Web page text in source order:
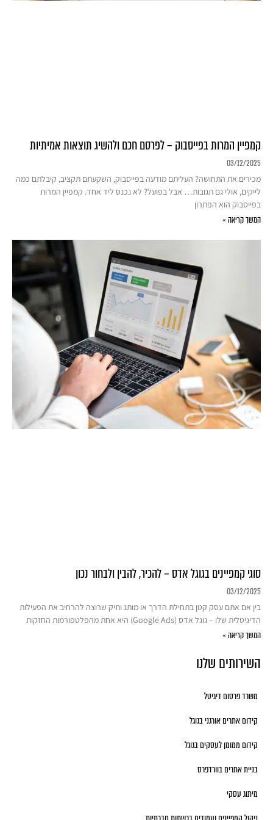
קמפיין המרות בפייסבוק – לפרסם חכם ולהשיג תוצאות אמיתיות
03/12/2025
מכירים את התחושה? העליתם מודעה בפייסבוק, השקעתם תקציב, קיבלתם כמה
לייקים, אולי גם תגובות… אבל בפועל? לא נכנס ליד אחד. קמפיין המרות
בפייסבוק הוא הפתרון
המשך קריאה »
סוגי קמפיינים בגוגל אדס – להכיר, להבין ולבחור נכון
03/12/2025
בין אם אתם עסק קטן בתחילת הדרך או מותג ותיק שרוצה להרחיב את הפעילות
הדיגיטלית שלו – גוגל אדס (Google Ads) היא אחת מהפלטפורמות החזקות
המשך קריאה »
השירותים שלנו
משרד פרסום דיגיטל
קידום אתרים אורגני בגוגל
קידום ממומן לעסקים בגוגל
בניית אתרים בוורדפרס
מיתוג עסקי